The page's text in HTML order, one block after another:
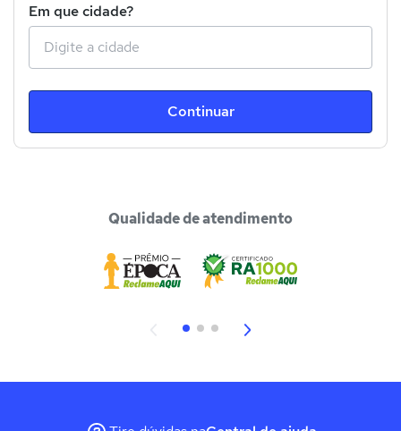
Em que cidade?
Continuar
Qualidade de atendimento